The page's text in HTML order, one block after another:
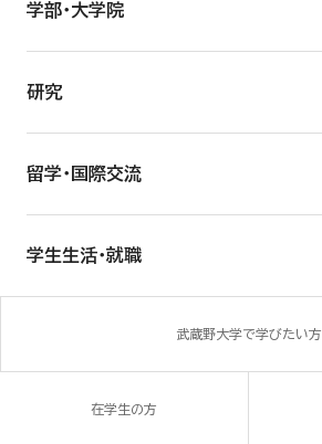
学部・大学院
研究
留学・国際交流
学生生活・就職
武蔵野大学で学びたい方
在学生の方